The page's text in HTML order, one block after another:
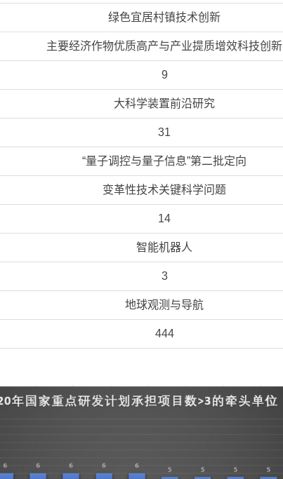
绿色宜居村镇技术创新
主要经济作物优质高产与产业提质增效科技创新
9
大科学装置前沿研究
31
“量子调控与量子信息”第二批定向
变革性技术关键科学问题
14
智能机器人
3
地球观测与导航
444